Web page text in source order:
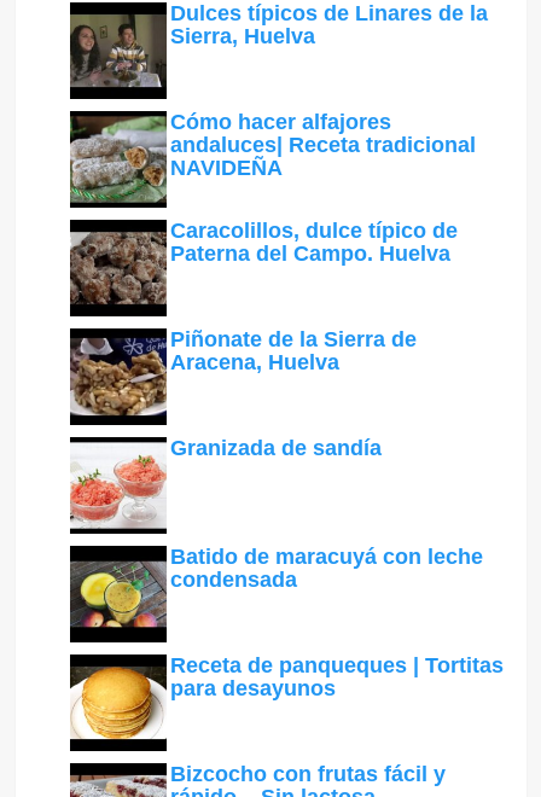
Dulces típicos de Linares de la
Sierra, Huelva
Cómo hacer alfajores
andaluces| Receta tradicional
NAVIDEÑA
Caracolillos, dulce típico de
Paterna del Campo. Huelva
Piñonate de la Sierra de
Aracena, Huelva
Granizada de sandía
Batido de maracuyá con leche
condensada
Receta de panqueques | Tortitas
para desayunos
Bizcocho con frutas fácil y